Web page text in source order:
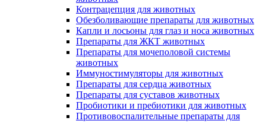
Контрацепция для животных
Обезболивающие препараты для животных
Капли и лосьоны для глаз и носа животных
Препараты для ЖКТ животных
Препараты для мочеполовой системы
животных
Иммуностимуляторы для животных
Препараты для сердца животных
Препараты для суставов животных
Пробиотики и пребиотики для животных
Противовоспалительные препараты для